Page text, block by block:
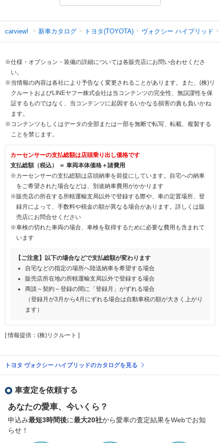
carview! 新車カタログ トヨタ(TOYOTA) ヴォクシー ハイブリッド
※仕様・オプション・装備の詳細については各販売店にお問い合わせくださ
い。
※当情報の内容は各社により予告なく変更されることがあります。また、(株)リ
クルートおよびLINEヤフー株式会社は当コンテンツの完全性、無誤謬性を保
証するものではなく、当コンテンツに起因するいかなる損害の責も負いかね
ます。
※コンテンツもしくはデータの全部または一部を無断で転写、転載、複製する
ことを禁じます。
カーセンサーの支払総額は店頭乗り出し価格です
支払総額（税込） ＝ 車両本体価格＋諸費用
※カーセンサーの支払総額は店頭納車を前提にしています。自宅への納車
をご希望された場合などは、別途納車費用がかかります
※販売店の所在する所轄運輸支局以外で登録する際や、車の定置場所、登
録月によって、手数料や税金の額が異なる場合があります。詳しくは販
売店にお問合せください
※車検の切れた車両の場合、車検を取得するために必要な費用も含まれて
います
【ご注意】以下の場合などで支払総額が変わります
自宅などの指定の場所へ陸送納車を希望する場合
販売店所在地の所轄運輸支局以外で登録する場合
商談～契約～登録の間に「登録月」がずれる場合
（登録月が3月から4月にずれる場合は自動車税の額が大きく上がり
ます）
[ 情報提供：(株)リクルート ]
トヨタ ヴォクシー ハイブリッドのカタログを見る
車査定を依頼する
あなたの愛車、今いくら？
申込み最短3時間後に最大20社から愛車の査定結果をWebでお知
らせ！